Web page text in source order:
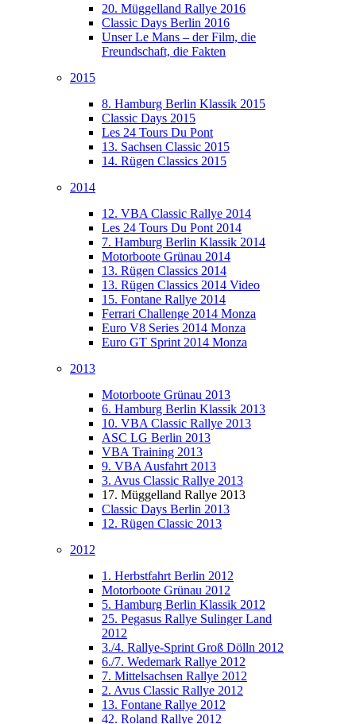
20. Müggelland Rallye 2016
Classic Days Berlin 2016
Unser Le Mans – der Film, die
Freundschaft, die Fakten
2015
8. Hamburg Berlin Klassik 2015
Classic Days 2015
Les 24 Tours Du Pont
13. Sachsen Classic 2015
14. Rügen Classics 2015
2014
12. VBA Classic Rallye 2014
Les 24 Tours Du Pont 2014
7. Hamburg Berlin Klassik 2014
Motorboote Grünau 2014
13. Rügen Classics 2014
13. Rügen Classics 2014 Video
15. Fontane Rallye 2014
Ferrari Challenge 2014 Monza
Euro V8 Series 2014 Monza
Euro GT Sprint 2014 Monza
2013
Motorboote Grünau 2013
6. Hamburg Berlin Klassik 2013
10. VBA Classic Rallye 2013
ASC LG Berlin 2013
VBA Training 2013
9. VBA Ausfahrt 2013
3. Avus Classic Rallye 2013
17. Müggelland Rallye 2013
Classic Days Berlin 2013
12. Rügen Classic 2013
2012
1. Herbstfahrt Berlin 2012
Motorboote Grünau 2012
5. Hamburg Berlin Klassik 2012
25. Pegasus Rallye Sulinger Land
2012
3./4. Rallye-Sprint Groß Dölln 2012
6./7. Wedemark Rallye 2012
7. Mittelsachsen Rallye 2012
2. Avus Classic Rallye 2012
13. Fontane Rallye 2012
42. Roland Rallye 2012